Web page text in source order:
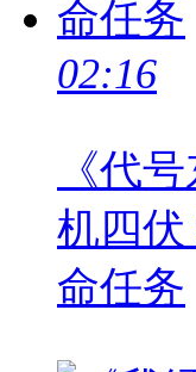
02:16
《代
机四
命任务